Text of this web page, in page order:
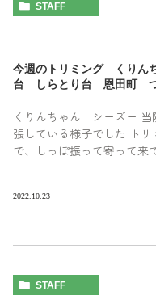
STAFF
今週のトリミング くりん
台 しらとり台 恩田町
くりんちゃん シーズー 当
張している様子でした ト
で、しっぽ振って寄って来
2022.10.23
STAFF